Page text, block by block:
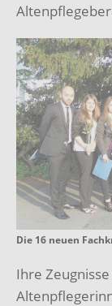
Die 16 neuen
Ihre